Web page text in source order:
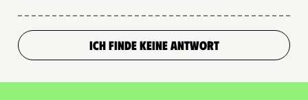
ICH FINDE KEINE ANTWORT